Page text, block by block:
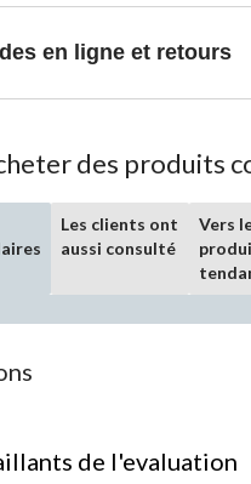
en ligne et retours
des produits
Les clients ont
aussi consulté
Vers
de l'evaluation